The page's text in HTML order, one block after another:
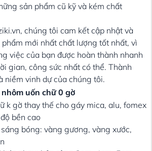
sản phẩm cũ kỹ và kém chất
chúng tôi cam kết cập nhật và
mới nhất chất lượng tốt nhất, vì
việc của bạn được hoàn thành nhanh
gian, công sức nhất có thể. Thành
niềm vinh dự của chúng tôi.
uốn chữ 0 gờ
k gờ thay thế cho gáy mica, alu, fomex
bền cao
bóng: vàng gương, vàng xước,